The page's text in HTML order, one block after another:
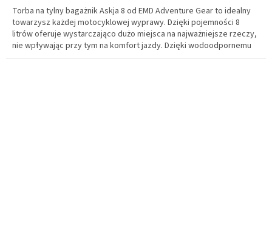
Torba na tylny bagażnik Askja 8 od EMD Adventure Gear to idealny
towarzysz każdej motocyklowej wyprawy. Dzięki pojemności 8
litrów oferuje wystarczająco dużo miejsca na najważniejsze rzeczy,
nie wpływając przy tym na komfort jazdy. Dzięki wodoodpornemu
materiałowi i zamkom błyskawicznym o klasie IPX5 zawartość